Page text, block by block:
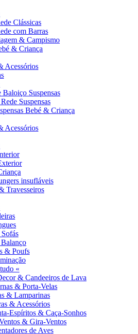
Clássicas
com Barras
& Campismo
& Criança
Acessórios
Baloiço Suspensas
Suspensas
Bebé & Criança
Acessórios
insufláveis
Travesseiros
& Poufs
«
& Candeeiros de Lava
& Porta-Velas
& Lamparinas
& Acessórios
Espíritos & Caça-Sonhos
& Gira-Ventos
de Aves